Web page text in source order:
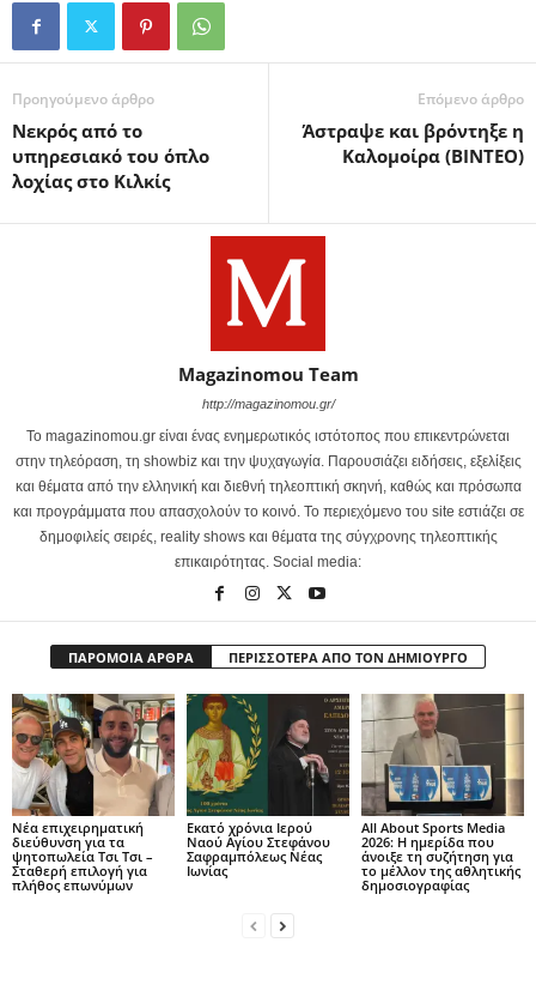
Προηγούμενο άρθρο
Νεκρός από το
υπηρεσιακό του όπλο
λοχίας στο Κιλκίς
Επόμενο άρθρο
Άστραψε και βρόντηξε η
Καλομοίρα (ΒΙΝΤΕΟ)
Magazinomou Team
http://magazinomou.gr/
Το magazinomou.gr είναι ένας ενημερωτικός ιστότοπος που επικεντρώνεται
στην τηλεόραση, τη showbiz και την ψυχαγωγία. Παρουσιάζει ειδήσεις, εξελίξεις
και θέματα από την ελληνική και διεθνή τηλεοπτική σκηνή, καθώς και πρόσωπα
και προγράμματα που απασχολούν το κοινό. Το περιεχόμενο του site εστιάζει σε
δημοφιλείς σειρές, reality shows και θέματα της σύγχρονης τηλεοπτικής
επικαιρότητας. Social media:
ΠΑΡΟΜΟΙΑ ΑΡΘΡΑ ΠΕΡΙΣΣΟΤΕΡΑ ΑΠΟ ΤΟΝ ΔΗΜΙΟΥΡΓΟ
Νέα επιχειρηματική
διεύθυνση για τα
ψητοπωλεία Τσι Τσι –
Σταθερή επιλογή για
πλήθος επωνύμων
Εκατό χρόνια Ιερού
Ναού Αγίου Στεφάνου
Σαφραμπόλεως Νέας
Ιωνίας
All About Sports Media
2026: Η ημερίδα που
άνοιξε τη συζήτηση για
το μέλλον της αθλητικής
δημοσιογραφίας